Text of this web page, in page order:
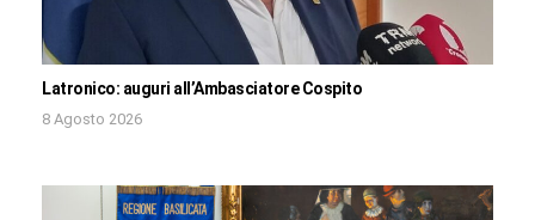
Latronico: auguri all’Ambasciatore Cospito
8 Agosto 2026